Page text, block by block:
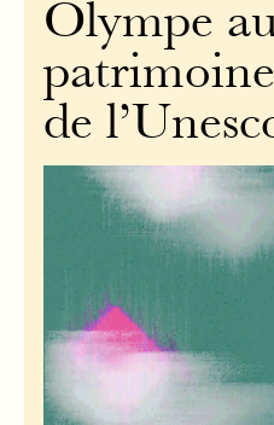
Olympe
de